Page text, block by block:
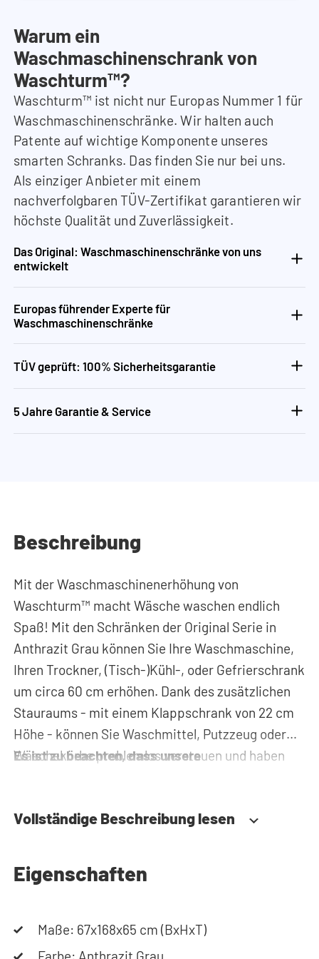
Warum ein
Waschmaschinenschrank von
Waschturm™?
Waschturm™ ist nicht nur Europas Nummer 1 für
Waschmaschinenschränke. Wir halten auch
Patente auf wichtige Komponente unseres
smarten Schranks. Das finden Sie nur bei uns.
Als einziger Anbieter mit einem
nachverfolgbaren TÜV-Zertifikat garantieren wir
höchste Qualität und Zuverlässigkeit.
Das Original: Waschmaschinenschränke von uns
entwickelt
Europas führender Experte für
Waschmaschinenschränke
TÜV geprüft: 100% Sicherheitsgarantie
5 Jahre Garantie & Service
Beschreibung
Mit der Waschmaschinenerhöhung von
Waschturm™ macht Wäsche waschen endlich
Spaß! Mit den Schränken der Original Serie in
Anthrazit Grau können Sie Ihre Waschmaschine,
Ihren Trockner, (Tisch-)Kühl-, oder Gefrierschrank
um circa 60 cm erhöhen. Dank des zusätzlichen
Stauraums - mit einem Klappschrank von 22 cm
Höhe - können Sie Waschmittel, Putzzeug oder
Wäschekörbe problemlos verstauen und haben
Waschmaschinenerhöhung versteckt. Somit
aufgeräumten Hauswirtschaftsraum. Durch die
spezielle Konstruktion des Gehäuses werden
absorbiert. Des Weiteren ist der
Waschmaschinenschrank aus 19 mm starkem,
Es ist zu beachten, dass unsere
ohne Maschinen geliefert werden.
Vollständige Beschreibung lesen
Eigenschaften
Maße: 67x168x65 cm (BxHxT)